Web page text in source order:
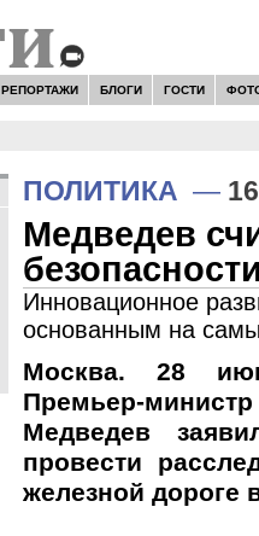
РЕПОРТАЖИ БЛОГИ ГОСТИ
ПОЛИТИКА —
Медведев
Инновационное
основанным на
Москва. 28
Премьер-
Медведев
провести
железной дороге